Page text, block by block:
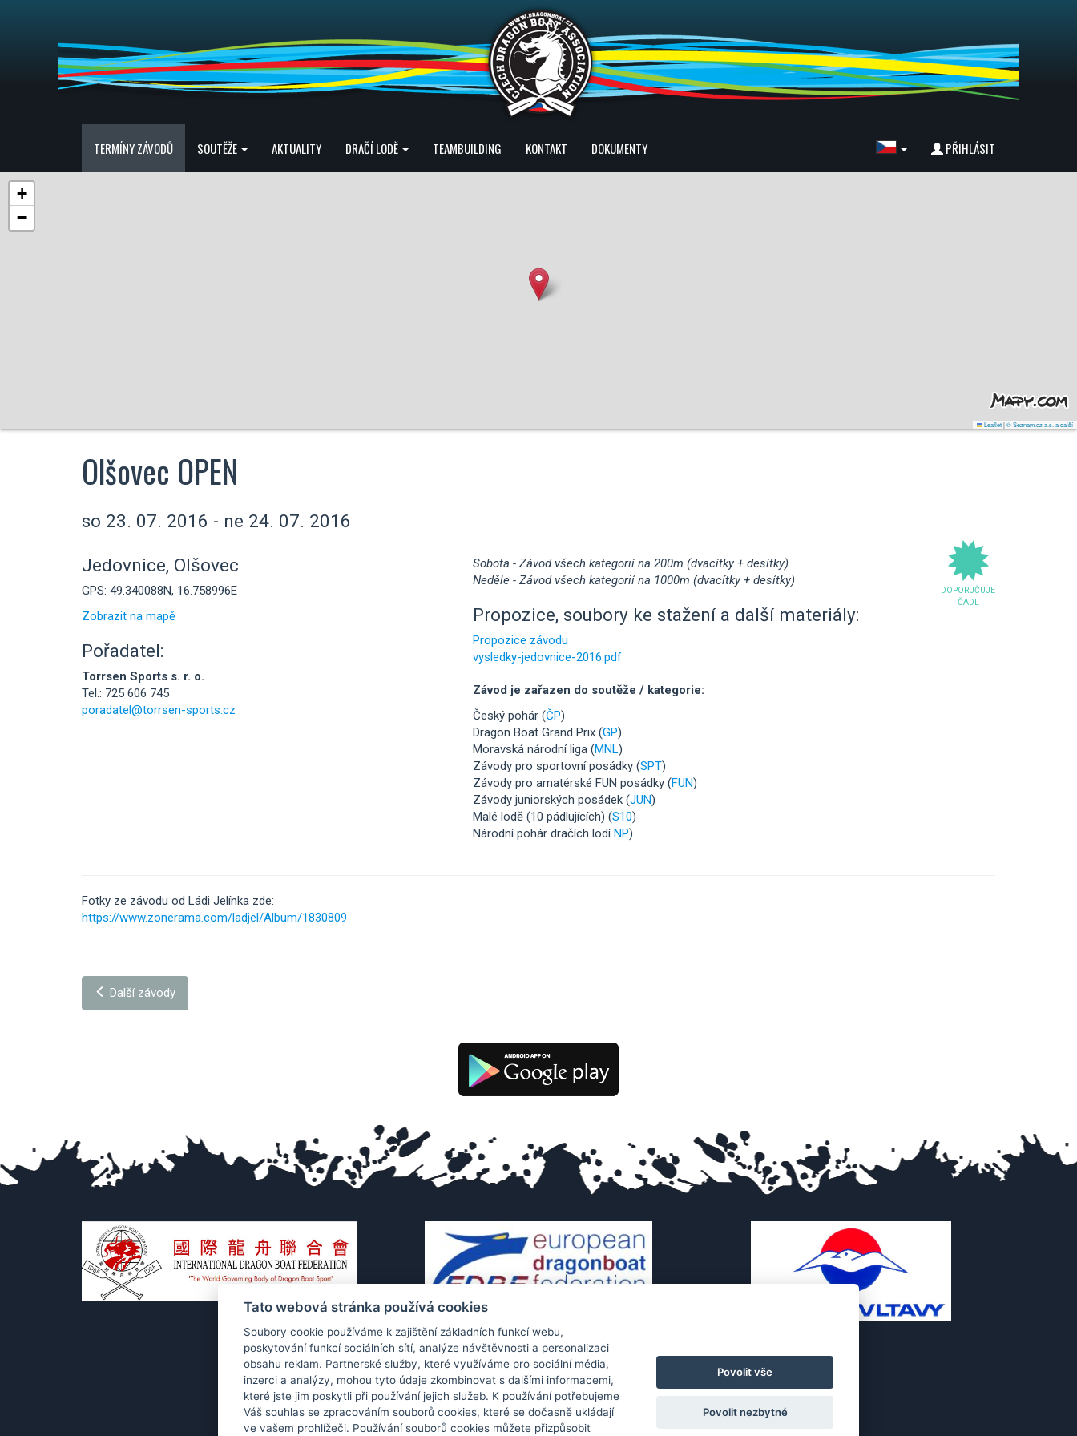
TERMÍNY ZÁVODŮ SOUTĚŽE AKTUALITY DRAČÍ LODĚ TEAMBUILDING KONTAKT DOKUMENTY PŘIHLÁSIT
+
−
Leaflet|© Seznam.cz a.s. a další
Olšovec OPEN
so 23. 07. 2016 - ne 24. 07. 2016
Jedovnice, Olšovec
GPS: 49.340088N, 16.758996E
Zobrazit na mapě
Pořadatel:
Torrsen Sports s. r. o.
Tel.: 725 606 745
poradatel@torrsen-sports.cz
DOPORUČUJE
ČADL
Sobota - Závod všech kategorií na 200m (dvacítky + desítky)
Neděle - Závod všech kategorií na 1000m (dvacítky + desítky)
Propozice, soubory ke stažení a další materiály:
Propozice závodu
vysledky-jedovnice-2016.pdf
Závod je zařazen do soutěže / kategorie:
Český pohár (ČP)
Dragon Boat Grand Prix (GP)
Moravská národní liga (MNL)
Závody pro sportovní posádky (SPT)
Závody pro amatérské FUN posádky (FUN)
Závody juniorských posádek (JUN)
Malé lodě (10 pádlujících) (S10)
Národní pohár dračích lodíNP)
Fotky ze závodu od Ládi Jelínka zde:
https://www.zonerama.com/ladjel/Album/1830809
Další závody
Ochrana os. údajů|Cookies|Kontakt
Tato webová stránka používá cookies
Soubory cookie používáme k zajištění základních funkcí webu,
poskytování funkcí sociálních sítí, analýze návštěvnosti a personalizaci
obsahu reklam. Partnerské služby, které využíváme pro sociální média,
inzerci a analýzy, mohou tyto údaje zkombinovat s dalšími informacemi,
které jste jim poskytli při používání jejich služeb. K používání potřebujeme
Váš souhlas se zpracováním souborů cookies, které se dočasně ukládají
ve vašem prohlížeči. Používání souborů cookies můžete přizpůsobit
Povolit vše
Povolit nezbytné